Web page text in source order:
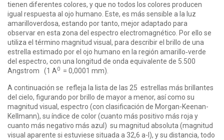
tienen diferentes colores, y que no todos los colores producen
igual respuesta al ojo humano. Este, es más sensible a la luz
amarillo­verdosa, estando por tanto, mejor adaptado para
observar en esta zona del espectro electromagnético. Por ello se
utiliza el término magnitud visual, para describir el brillo de una
estrella estimado por el ojo humano en la región amarillo‑verde
del espectro, con una longitud de onda equivalente de 5.500
Angstrom (1 A0 = 0,0001 mm).
A continuación se refleja la lista de las 25 estrellas más brillantes
del cielo, figurando por brillo de mayor a menor, así como su
magnitud visual, espectro (con clasificación de Morgan-Keenan-
Kellmann), su índice de color (cuanto más positivo más roja y
cuanto más negativo más azul) su magnitud absoluta (magnitud
visual aparente si estuviese situada a 32,6 a-l), y su distancia, todo